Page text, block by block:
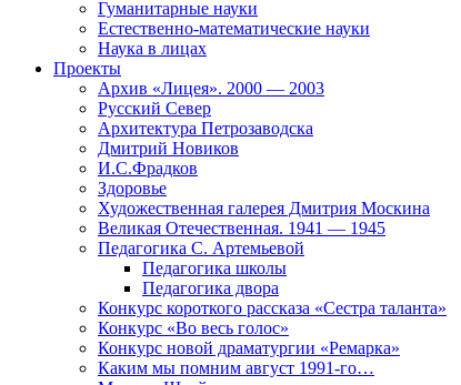
Гуманитарные науки
Естественно-математические науки
Наука в лицах
Проекты
Архив «Лицея». 2000 — 2003
Русский Север
Архитектура Петрозаводска
Дмитрий Новиков
И.С.Фрадков
Здоровье
Художественная галерея Дмитрия Москина
Великая Отечественная. 1941 — 1945
Педагогика С. Артемьевой
Педагогика школы
Педагогика двора
Конкурс короткого рассказа «Сестра таланта»
Конкурс «Во весь голос»
Конкурс новой драматургии «Ремарка»
Каким мы помним август 1991-го…